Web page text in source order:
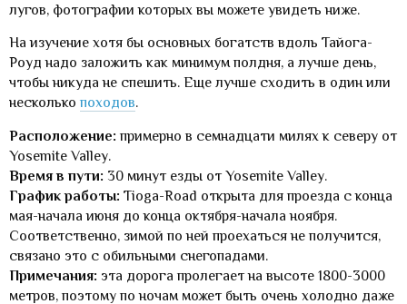
лугов, фотографии которых вы можете увидеть ниже.
На изучение хотя бы основных богатств вдоль Тайога-
Роуд надо заложить как минимум полдня, а лучше день,
чтобы никуда не спешить. Еще лучше сходить в один или
несколько походов.
Расположение: примерно в семнадцати милях к северу от
Yosemite Valley.
Время в пути: 30 минут езды от Yosemite Valley.
График работы: Tioga-Road открыта для проезда с конца
мая-начала июня до конца октября-начала ноября.
Соответственно, зимой по ней проехаться не получится,
связано это с обильными снегопадами.
Примечания: эта дорога пролегает на высоте 1800-3000
метров, поэтому по ночам может быть очень холодно даже